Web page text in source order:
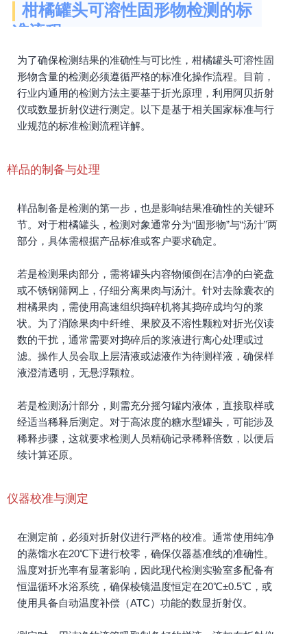
柑橘罐头可溶性固形物检测的标
准流程
为了确保检测结果的准确性与可比性，柑橘罐头可溶性固
形物含量的检测必须遵循严格的标准化操作流程。目前，
行业内通用的检测方法主要基于折光原理，利用阿贝折射
仪或数显折射仪进行测定。以下是基于相关国家标准与行
业规范的标准检测流程详解。
样品的制备与处理
样品制备是检测的第一步，也是影响结果准确性的关键环
节。对于柑橘罐头，检测对象通常分为“固形物”与“汤汁”两
部分，具体需根据产品标准或客户要求确定。
若是检测果肉部分，需将罐头内容物倾倒在洁净的白瓷盘
或不锈钢筛网上，仔细分离果肉与汤汁。针对去除囊衣的
柑橘果肉，需使用高速组织捣碎机将其捣碎成均匀的浆
状。为了消除果肉中纤维、果胶及不溶性颗粒对折光仪读
数的干扰，通常需要对捣碎后的浆液进行离心处理或过
滤。操作人员会取上层清液或滤液作为待测样液，确保样
液澄清透明，无悬浮颗粒。
若是检测汤汁部分，则需充分摇匀罐内液体，直接取样或
经适当稀释后测定。对于高浓度的糖水型罐头，可能涉及
稀释步骤，这就要求检测人员精确记录稀释倍数，以便后
续计算还原。
仪器校准与测定
在测定前，必须对折射仪进行严格的校准。通常使用纯净
的蒸馏水在20℃下进行校零，确保仪器基准线的准确性。
温度对折光率有显著影响，因此现代检测实验室多配备有
恒温循环水浴系统，确保棱镜温度恒定在20℃±0.5℃，或
使用具备自动温度补偿（ATC）功能的数显折射仪。